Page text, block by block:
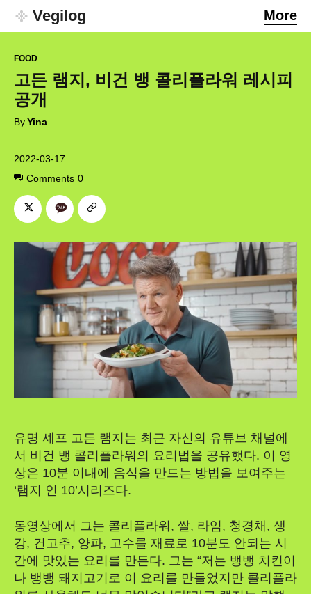
Vegilog More
2022-03-17
Comments 0
FOOD
고든 램지, 비건 뱅 콜리플라워 레시피
공개
ByYina
유명 셰프 고든 램지는 최근 자신의 유튜브 채널에
서 비건 뱅 콜리플라워의 요리법을 공유했다. 이 영
상은 10분 이내에 음식을 만드는 방법을 보여주는
‘램지 인 10’시리즈다.
동영상에서 그는 콜리플라워, 쌀, 라임, 청경채, 생
강, 건고추, 양파, 고수를 재료로 10분도 안되는 시
간에 맛있는 요리를 만든다. 그는 “저는 뱅뱅 치킨이
나 뱅뱅 돼지고기로 이 요리를 만들었지만 콜리플라